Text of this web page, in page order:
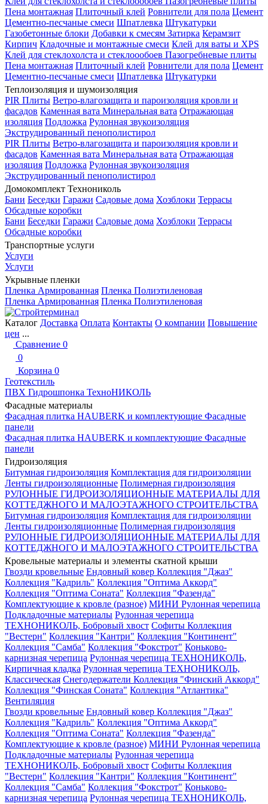
Пена монтажная Плиточный клей Ровнители для пола Цемент
Цементно-песчаные смеси Шпатлевка Штукатурки
Газобетонные блоки Добавки к смесям Затирка Керамзит
Кирпич Кладочные и монтажные смеси Клей для ваты и XPS
Клей для стеклохолста и стеклоообоев Пазогребневые плиты
Пена монтажная Плиточный клей Ровнители для пола Цемент
Цементно-песчаные смеси Шпатлевка Штукатурки
Теплоизоляция и шумоизоляция
PIR Плиты Ветро-влагозащита и пароизоляция кровли и
фасадов Каменная вата Минеральная вата Отражающая
изоляция Подложка Рулонная звукоизоляция
Экструдированный пенополистирол
PIR Плиты Ветро-влагозащита и пароизоляция кровли и
фасадов Каменная вата Минеральная вата Отражающая
изоляция Подложка Рулонная звукоизоляция
Экструдированный пенополистирол
Домокомплект Технониколь
Бани Беседки Гаражи Садовые дома Хозблоки Террасы
Обсадные коробки
Бани Беседки Гаражи Садовые дома Хозблоки Террасы
Обсадные коробки
Транспортные услуги
Услуги
Услуги
Укрывные пленки
Пленка Армированная Пленка Полиэтиленовая
Пленка Армированная Пленка Полиэтиленовая
Каталог Доставка Оплата Контакты О компании Повышение
цен ...
Сравнение 0
0
Корзина 0
Геотекстиль
ПВХ Гидрошпонка ТехноНИКОЛЬ
Фасадные материалы
Фасадная плитка HAUBERK и комплектующие Фасадные
панели
Фасадная плитка HAUBERK и комплектующие Фасадные
панели
Гидроизоляция
Битумная гидроизоляция Комплектация для гидроизоляции
Ленты гидроизоляционные Полимерная гидроизоляция
РУЛОННЫЕ ГИДРОИЗОЛЯЦИОННЫЕ МАТЕРИАЛЫ ДЛЯ
КОТТЕДЖНОГО И МАЛОЭТАЖНОГО СТРОИТЕЛЬСТВА
Битумная гидроизоляция Комплектация для гидроизоляции
Ленты гидроизоляционные Полимерная гидроизоляция
РУЛОННЫЕ ГИДРОИЗОЛЯЦИОННЫЕ МАТЕРИАЛЫ ДЛЯ
КОТТЕДЖНОГО И МАЛОЭТАЖНОГО СТРОИТЕЛЬСТВА
Кровельные материалы и элементы скатной крыши
Гвозди кровельные Ендовный ковер Коллекция "Джаз"
Коллекция "Кадриль" Коллекция "Оптима Аккорд"
Коллекция "Оптима Соната" Коллекция "Фазенда"
Комплектующие к кровле (разное) МИНИ Рулонная черепица
Подкладочные материалы Рулонная черепица
ТЕХНОНИКОЛЬ, Бобровый хвост Софиты Коллекция
"Вестерн" Коллекция "Кантри" Коллекция "Континент"
Коллекция "Самба" Коллекция "Фокстрот" Коньково-
карнизная черепица Рулонная черепица ТЕХНОНИКОЛЬ,
Кирпичная кладка Рулонная черепица ТЕХНОНИКОЛЬ,
Классическая Снегодержатели Коллекция "Финский Аккорд"
Коллекция "Финская Соната" Коллекция "Атлантика"
Вентиляция
Гвозди кровельные Ендовный ковер Коллекция "Джаз"
Коллекция "Кадриль" Коллекция "Оптима Аккорд"
Коллекция "Оптима Соната" Коллекция "Фазенда"
Комплектующие к кровле (разное) МИНИ Рулонная черепица
Подкладочные материалы Рулонная черепица
ТЕХНОНИКОЛЬ, Бобровый хвост Софиты Коллекция
"Вестерн" Коллекция "Кантри" Коллекция "Континент"
Коллекция "Самба" Коллекция "Фокстрот" Коньково-
карнизная черепица Рулонная черепица ТЕХНОНИКОЛЬ,